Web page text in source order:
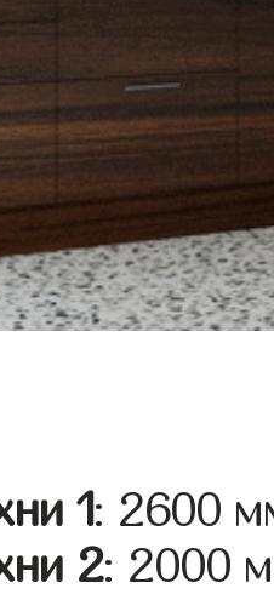
1: 2600
2: 2000